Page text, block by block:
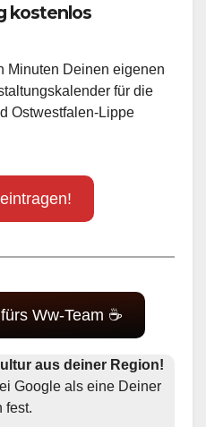
kostenlos
Minuten Deinen eigenen
für die
Ostwestfalen-Lippe
Ww-Team ☕
aus deiner Region!
Google als eine Deiner
fest.